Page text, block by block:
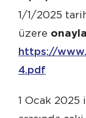
1/1/2025
üzere
https://
4.pdf
1 Ocak 2025